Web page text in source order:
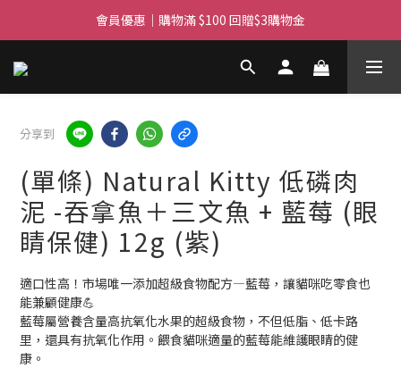
滿$450免費送貨上門 I 滿$350免運 順豐自取
滿$450免費送貨上門 I 滿$350免運 順豐自取
分享到
(單條) Natural Kitty 低磷肉
泥 -吞拿魚＋三文魚 + 藍莓 (眼
睛保健) 12g (紫)
適口性高！市場唯一添加超級食物配方—藍莓，讓貓咪吃零食也
能兼顧健康💪
藍莓屬營養含量高抗氧化水果的超級食物，不但低脂、低卡路
里，還具有抗氧化作用。餵食貓咪適量的藍莓能維護眼睛的健
康。